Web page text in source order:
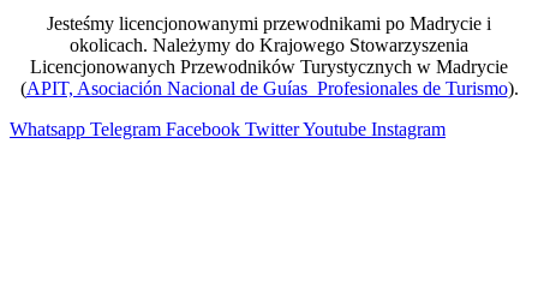
Jesteśmy licencjonowanymi przewodnikami po Madrycie i
okolicach. Należymy do Krajowego Stowarzyszenia
Licencjonowanych Przewodników Turystycznych w Madrycie
(APIT, Asociación Nacional de Guías Profesionales de Turismo).
Whatsapp Telegram Facebook TwitterYoutube Instagram